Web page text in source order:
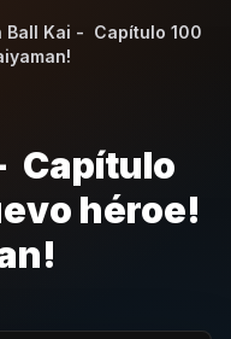
Ball Kai - Capítulo 100
Capítulo
héroe!